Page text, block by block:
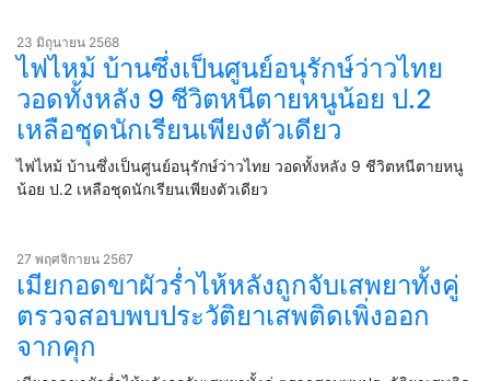
23 มิถุนายน 2568
ไฟไหม้ บ้านซึ่งเป็นศูนย์อนุรักษ์ว่าวไทย
วอดทั้งหลัง 9 ชีวิตหนีตายหนูน้อย ป.2
เหลือชุดนักเรียนเพียงตัวเดียว
ไฟไหม้ บ้านซึ่งเป็นศูนย์อนุรักษ์ว่าวไทย วอดทั้งหลัง 9 ชีวิตหนีตายหนู
น้อย ป.2 เหลือชุดนักเรียนเพียงตัวเดียว
27 พฤศจิกายน 2567
เมียกอดขาผัวร่ำไห้หลังถูกจับเสพยาทั้งคู่
ตรวจสอบพบประวัติยาเสพติดเพิ่งออก
จากคุก